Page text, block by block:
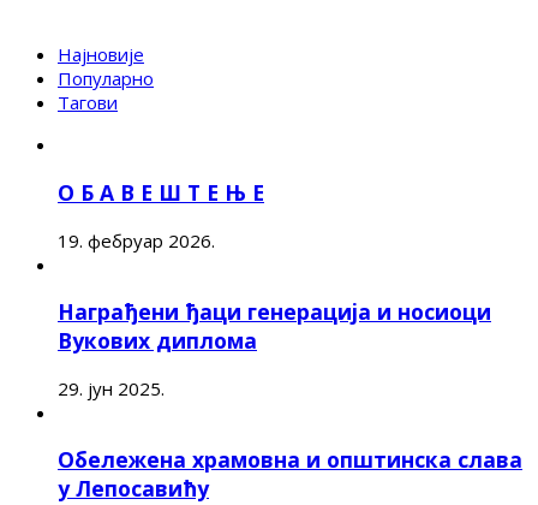
Најновије
Популарно
Тагови
О Б А В Е Ш Т Е Њ Е
19. фебруар 2026.
Награђени ђаци генерација и носиоци
Вукових диплома
29. јун 2025.
Обележена храмовна и општинска слава
у Лепосавићу